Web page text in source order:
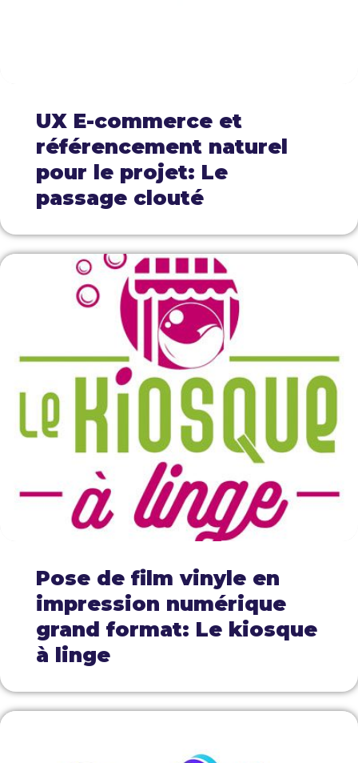
UX E-commerce et
référencement naturel
pour le projet: Le
passage clouté
Pose de film vinyle en
impression numérique
grand format: Le kiosque
à linge